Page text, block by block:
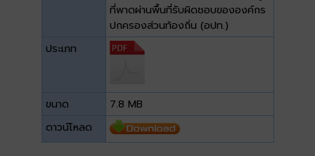
ที่พาดผ่านพื้นที่รับผิดชอบขององค์กร
ปกครองส่วนท้องถิ่น (อปท.)
ประเภท
ขนาด
7.8 MB
ดาวน์โหลด